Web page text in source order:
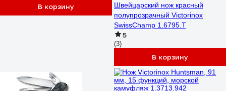
В корзину
Швейцарский нож красный
полупрозрачный Victorinox
SwissChamp 1.6795.T
5
(3)
В корзину